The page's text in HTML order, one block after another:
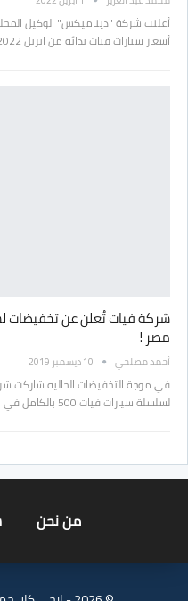
أعلنت شركة "ديناميكس" الوكيل
أسعار سيارات فيات بدايًة من ابريل 2022 في…
مصر !
أحمد مصلحي 10 ديسمبر 2019
في موجة التخفيضات الحاليه شاركت
لسلسلة سيارات فيات 500 بالكامل في الأسواق…
من نحن